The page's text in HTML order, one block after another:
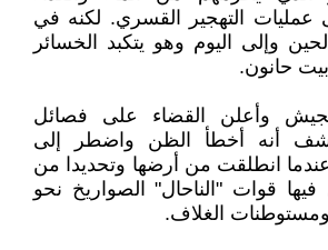
عمليات التهجير القسري. لكنه في
وإلى اليوم وهو يتكبد الخسائر
حانون.
وأعلن القضاء على فصائل
أنه أخطأ الظن واضطر إلى
عندما انطلقت من أرضها وتحديدا من
فيها قوات "الناحال" الصواريخ نحو
الغلاف.